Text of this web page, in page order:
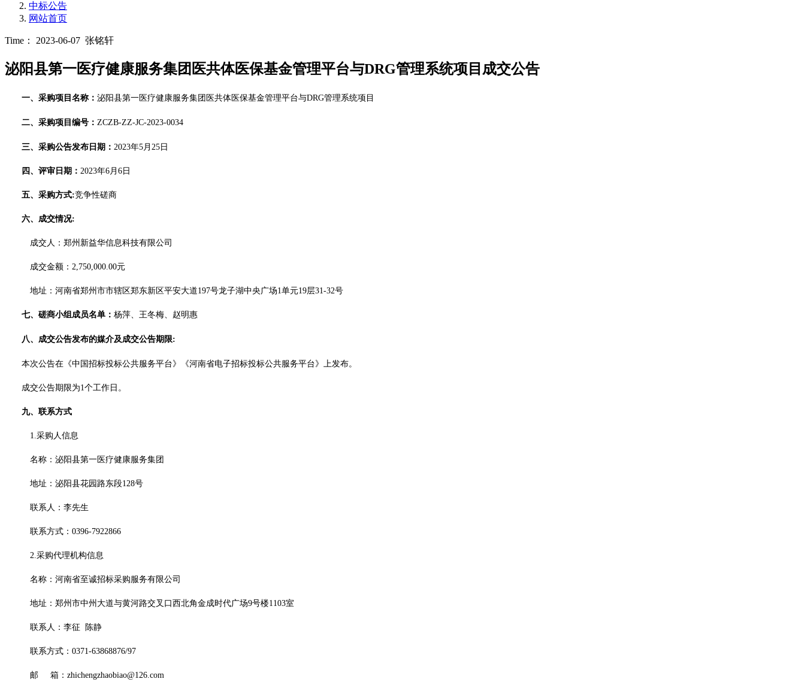
中标公告
网站首页
Time： 2023-06-07 张铭轩
泌阳县第一医疗健康服务集团医共体医保基金管理平台与DRG管理系统项目成交公告
一、采购项目名称： 泌阳县第一医疗健康服务集团医共体医保基金管理平台与DRG管理系统项目
二、 采购项目编号： ZCZB-ZZ-JC-2023-0034
三、 采购公告发布日期： 2023年5月 25 日
四、 评审日期： 2023年6月 6 日
五、 采购方式:竞争性磋商
六、 成交情况:
成交人：郑州新益华信息科技有限公司
成交金额 ： 2,750,000.00元
地址：河南省郑州市市辖区郑东新区平安大道197号龙子湖中央广场1单元19层31-32号
七、 磋商小组成员名单： 杨萍、王冬梅、赵明惠
八、 成交公告发布的媒介及成交公告期限:
本次公告在 《中国招标投标公共服务平台》《河南省电子招标投标公共服务平台》 上发布。
成交公告期限为1个工作日。
九、联系方式
1.采购人信息
名称：泌阳县第一医疗健康服务集团
地址：泌阳县花园路东段128号
联系人：李先生
联系方式： 0396-7922866
2.采购代理机构信息
名称：河南省至诚招标采购服务有限公司
地址：郑州市中州大道与黄河路交叉口西北角金成时代广场9号楼1103室
联系人：李征 陈静
联系方式： 0371-63868876/97
邮 箱： zhichengzhaobiao@126.com